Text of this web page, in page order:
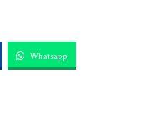
Whatsapp